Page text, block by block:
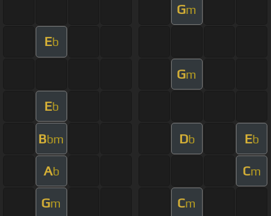
Gm
Eb
Gm
Eb
Bbm Db Eb
Ab Cm
Gm Cm